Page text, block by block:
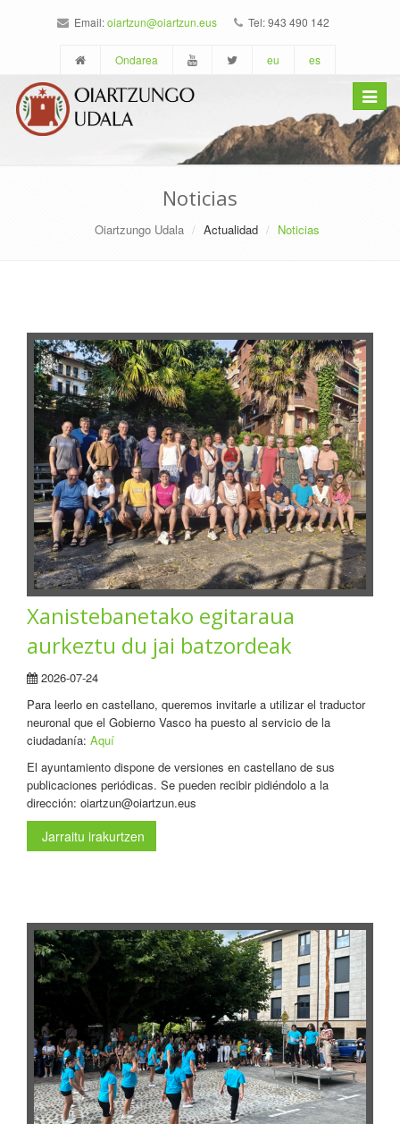
Email:oiartzun@oiartzun.eus Tel: 943 490 142
Ondarea eu es
Toggle
Noticias
Oiartzungo Udala Actualidad Noticias
Xanistebanetako egitaraua
aurkeztu du jai batzordeak
2026-07-24
Para leerlo en castellano, queremos invitarle a utilizar el traductor
neuronal que el Gobierno Vasco ha puesto al servicio de la
ciudadanía: Aquí
El ayuntamiento dispone de versiones en castellano de sus
publicaciones periódicas. Se pueden recibir pidiéndolo a la
dirección: oiartzun@oiartzun.eus
Jarraitu irakurtzen